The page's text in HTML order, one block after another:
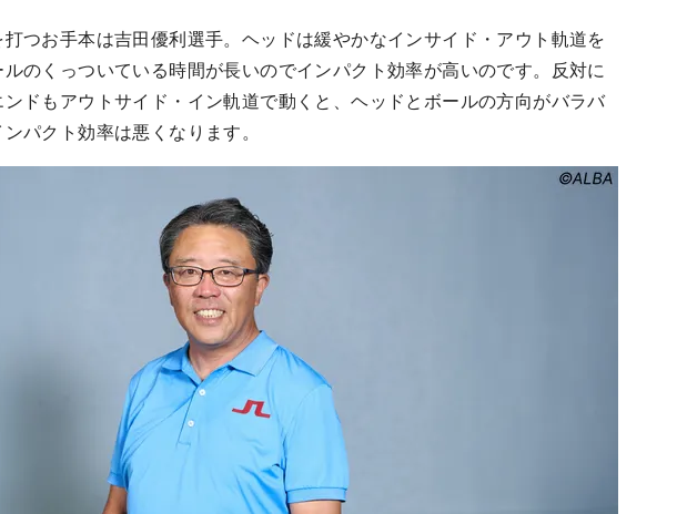
つお手本は吉田優利選手。ヘッドは緩やかなインサイド・アウト軌道を
のくっついている時間が長いのでインパクト効率が高いのです。反対に
ドもアウトサイド・イン軌道で動くと、ヘッドとボールの方向がバラバ
パクト効率は悪くなります。